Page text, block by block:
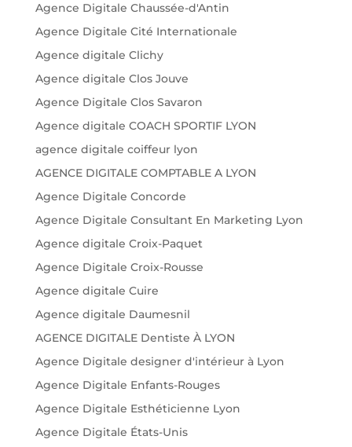
Agence Digitale Chaussée-d'Antin
Agence Digitale Cité Internationale
Agence digitale Clichy
Agence digitale Clos Jouve
Agence Digitale Clos Savaron
Agence digitale COACH SPORTIF LYON
agence digitale coiffeur lyon
AGENCE DIGITALE COMPTABLE A LYON
Agence Digitale Concorde
Agence Digitale Consultant En Marketing Lyon
Agence digitale Croix-Paquet
Agence Digitale Croix-Rousse
Agence digitale Cuire
Agence digitale Daumesnil
AGENCE DIGITALE Dentiste À LYON
Agence Digitale designer d'intérieur à Lyon
Agence Digitale Enfants-Rouges
Agence Digitale Esthéticienne Lyon
Agence Digitale États-Unis